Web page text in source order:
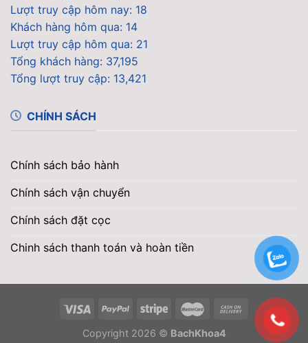
Lượt truy cập hôm nay: 18
Khách hàng hôm qua: 14
Lượt truy cập hôm qua: 21
Tổng khách hàng: 37,195
Tổng lượt truy cập: 13,421
CHÍNH SÁCH
Chính sách bảo hành
Chính sách vận chuyển
Chính sách đặt cọc
Chinh sách thanh toán và hoàn tiền
Copyright 2026 © BachKhoa4